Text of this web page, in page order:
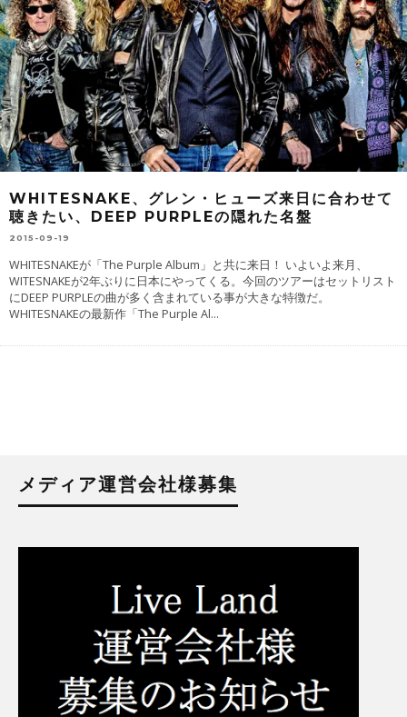
WHITESNAKE、グレン・ヒューズ来日に合わせて
聴きたい、DEEP PURPLEの隠れた名盤
2015-09-19
WHITESNAKEが「The Purple Album」と共に来日！ いよいよ来月、
WITESNAKEが2年ぶりに日本にやってくる。今回のツアーはセットリスト
にDEEP PURPLEの曲が多く含まれている事が大きな特徴だ。
WHITESNAKEの最新作「The Purple Al...
メディア運営会社様募集